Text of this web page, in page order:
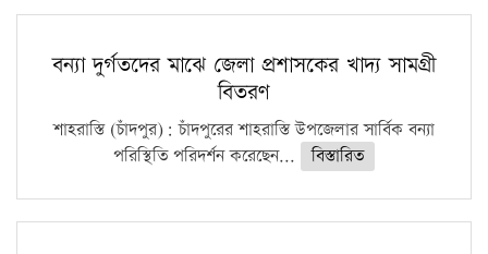
বন্যা দুর্গতদের মাঝে জেলা প্রশাসকের খাদ্য সামগ্রী
বিতরণ
শাহরাস্তি (চাঁদপুর): চাঁদপুরের শাহরাস্তি উপজেলার সার্বিক বন্যা
পরিস্থিতি পরিদর্শন করেছেন...
বিস্তারিত